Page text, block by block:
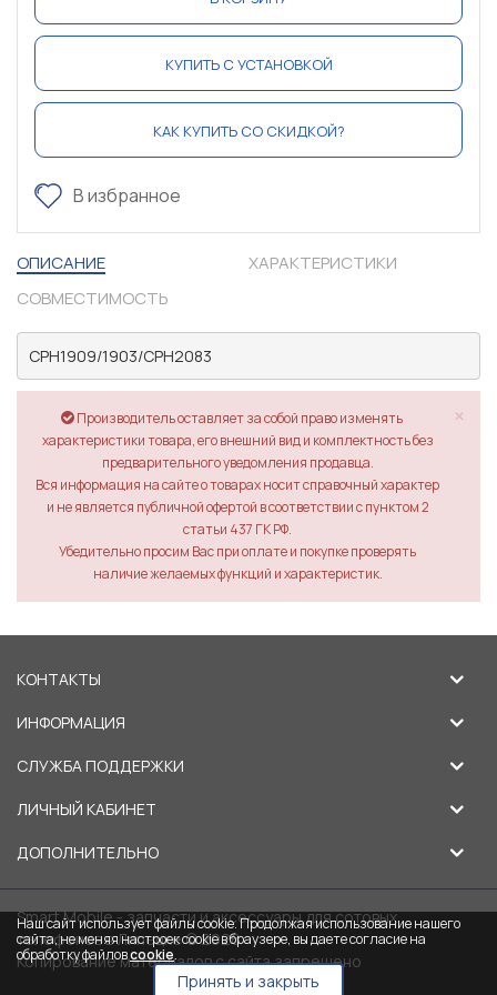
КУПИТЬ С УСТАНОВКОЙ
КАК КУПИТЬ СО СКИДКОЙ?
В избранное
ОПИСАНИЕ
ХАРАКТЕРИСТИКИ
СОВМЕСТИМОСТЬ
CPH1909/1903/CPH2083
×
Производитель оставляет за собой право изменять
характеристики товара, его внешний вид и комплектность без
предварительного уведомления продавца.
Вся информация на сайте о товарах носит справочный характер
и не является публичной офертой в соответствии с пунктом 2
статьи 437 ГК РФ.
Убедительно просим Вас при оплате и покупке проверять
наличие желаемых функций и характеристик.
КОНТАКТЫ
ИНФОРМАЦИЯ
СЛУЖБА ПОДДЕРЖКИ
ЛИЧНЫЙ КАБИНЕТ
ДОПОЛНИТЕЛЬНО
Smart Mobile - запчасти и аксессуары для сотовых
телефонов в Липецке © 2026
Копирование материалов с сайта запрещено
Наш сайт использует файлы cookie. Продолжая использование нашего
сайта, не меняя настроек cookie в браузере, вы даете согласие на
обработку файловcookie.
Принять и закрыть